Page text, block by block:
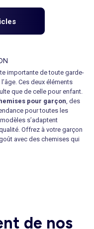
importante de toute garde-
Ces deux éléments
que de celle pour enfant.
pour garçon , des
pour toutes les
s’adaptent
Offrez à votre garçon
avec des chemises qui
et est sans cesse
à la tenue de votre
de nos